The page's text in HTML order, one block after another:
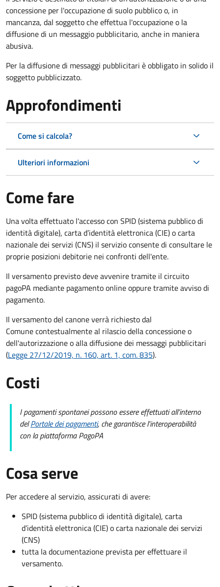
concessione per l'occupazione di suolo pubblico o, in
mancanza, dal soggetto che effettua l'occupazione o la
diffusione di un messaggio pubblicitario, anche in maniera
abusiva.
Per la diffusione di messaggi pubblicitari è obbligato in solido il
soggetto pubblicizzato.
Approfondimenti
Come si calcola?
Ulteriori informazioni
Come fare
Una volta effettuato l'accesso con SPID (sistema pubblico di
identità digitale), carta d’identità elettronica (CIE) o carta
nazionale dei servizi (CNS) il servizio consente di consultare le
proprie posizioni debitorie nei confronti dell'ente.
Il versamento previsto deve avvenire tramite il circuito
pagoPA mediante pagamento online oppure tramite avviso di
pagamento.
Il versamento del canone verrà richiesto dal
Comune contestualmente al rilascio della concessione o
dell'autorizzazione o alla diffusione dei messaggi pubblicitari
(Legge 27/12/2019, n. 160, art. 1, com. 835).
Costi
I pagamenti spontanei possono essere effettuati all’interno
delPortale dei pagamenti, che garantisce l'interoperabilità
con la piattaforma PagoPA
Cosa serve
Per accedere al servizio, assicurati di avere:
SPID (sistema pubblico di identità digitale), carta
d’identità elettronica (CIE) o carta nazionale dei servizi
(CNS)
tutta la documentazione prevista per effettuare il
versamento.